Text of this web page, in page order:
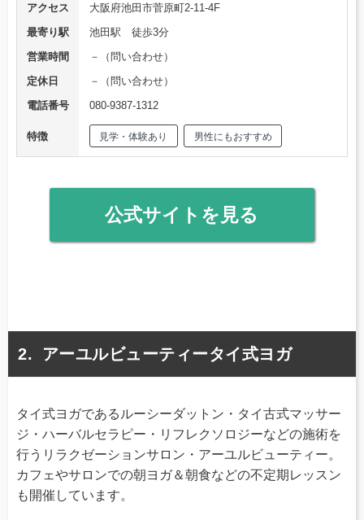
アクセス
大阪府池田市菅原町2-11-4F
最寄り駅
池田駅 徒歩3分
営業時間
－（問い合わせ）
定休日
－（問い合わせ）
電話番号
080-9387-1312
特徴 見学・体験あり 男性にもおすすめ
公式サイトを見る
アーユルビューティータイ式ヨガ
タイ式ヨガであるルーシーダットン・タイ古式マッサー
ジ・ハーバルセラピー・リフレクソロジーなどの施術を
行うリラクゼーションサロン・アーユルビューティー。
カフェやサロンでの朝ヨガ＆朝食などの不定期レッスン
も開催しています。